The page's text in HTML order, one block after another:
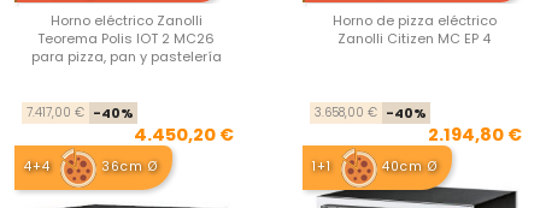
Horno eléctrico Zanolli
Teorema Polis IOT 2 MC26
para pizza, pan y pastelería
Precio base
7.417,00 € -40%
4.450,20 €
Horno de pizza eléctrico
Zanolli Citizen MC EP 4
3.658,00 € -40%
2.194,80 €
4+4 36cm Ø 1+1 40cm Ø